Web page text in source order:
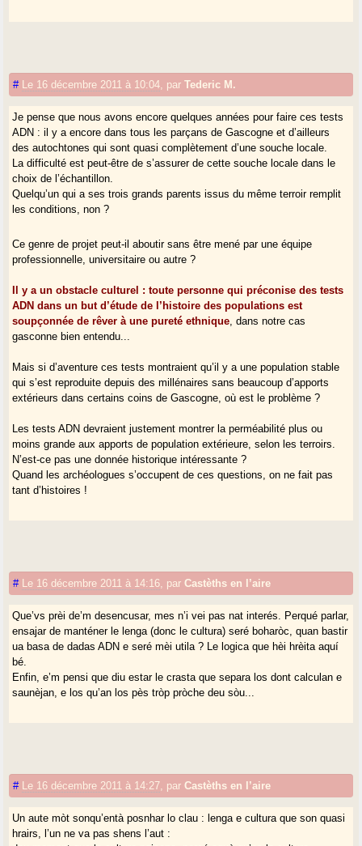
# Le 16 décembre 2011 à 10:04 parTederic M.
Je pense que nous avons encore quelques années pour faire ces tests
ADN : il y a encore dans tous les parçans de Gascogne et d’ailleurs
des autochtones qui sont quasi complètement d’une souche locale.
La difficulté est peut-être de s’assurer de cette souche locale dans le
choix de l’échantillon.
Quelqu’un qui a ses trois grands parents issus du même terroir remplit
les conditions, non ?
Ce genre de projet peut-il aboutir sans être mené par une équipe
professionnelle, universitaire ou autre ?
Il y a un obstacle culturel : toute personne qui préconise des tests
ADN dans un but d’étude de l’histoire des populations est
soupçonnée de rêver à une pureté ethnique , dans notre cas
gasconne bien entendu...
Mais si d’aventure ces tests montraient qu’il y a une population stable
qui s’est reproduite depuis des millénaires sans beaucoup d’apports
extérieurs dans certains coins de Gascogne, où est le problème ?
Les tests ADN devraient justement montrer la perméabilité plus ou
moins grande aux apports de population extérieure, selon les terroirs.
N’est-ce pas une donnée historique intéressante ?
Quand les archéologues s’occupent de ces questions, on ne fait pas
tant d’histoires !
# Le 16 décembre 2011 à 14:16 parCastèths en l’aire
Que’vs prèi de’m desencusar, mes n’i vei pas nat interés. Perqué parlar,
ensajar de manténer le lenga (donc le cultura) seré boharòc, quan bastir
ua basa de dadas ADN e seré mèi utila ? Le logica que hèi hrèita aquí
bé.
Enfin, e’m pensi que diu estar le crasta que separa los dont calculan e
saunèjan, e los qu’an los pès tròp pròche deu sòu...
# Le 16 décembre 2011 à 14:27 parCastèths en l’aire
Un aute mòt sonqu’entà posnhar lo clau : lenga e cultura que son quasi
hrairs, l’un ne va pas shens l’aut :